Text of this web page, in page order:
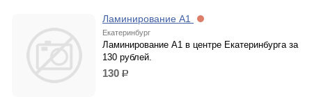
Ламинирование А1
Екатеринбург
Ламинирование А1 в центре Екатеринбурга за
130 рублей.
130 р.